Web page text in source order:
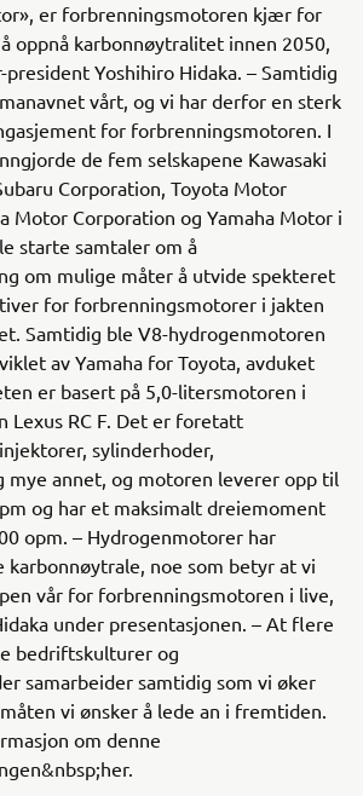
er forbrenningsmotoren kjær for
oppnå karbonnøytralitet innen 2050,
Yoshihiro Hidaka. – Samtidig
vårt, og vi har derfor en sterk
for forbrenningsmotoren. I
de fem selskapene Kawasaki
Corporation, Toyota Motor
Motor Corporation og Yamaha Motor i
starte samtaler om å
om mulige måter å utvide spekteret
for forbrenningsmotorer i jakten
Samtidig ble V8-hydrogenmotoren
av Yamaha for Toyota, avduket
er basert på 5,0-litersmotoren i
Lexus RC F. Det er foretatt
sylinderhoder,
mye annet, og motoren leverer opp til
og har et maksimalt dreiemoment
opm. – Hydrogenmotorer har
noe som betyr at vi
vår for forbrenningsmotoren i live,
under presentasjonen. – At flere
bedriftskulturer og
samarbeider samtidig som vi øker
vi ønsker å lede an i fremtiden.
om denne